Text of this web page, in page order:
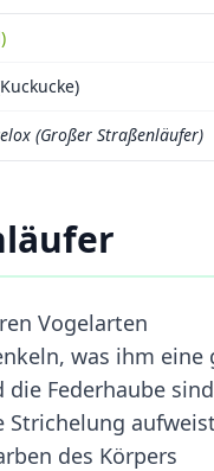
(Großer Straßenläufer)
Vogelarten
was ihm eine
Federhaube sind
Strichelung
des Körpers